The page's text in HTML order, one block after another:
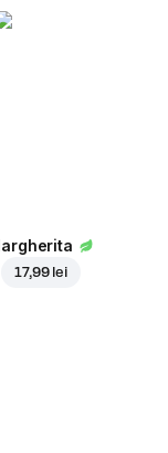
17,99 lei